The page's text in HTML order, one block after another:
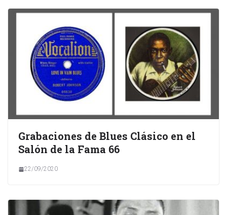
Grabaciones de Blues Clásico en el
Salón de la Fama 66
22/09/2020